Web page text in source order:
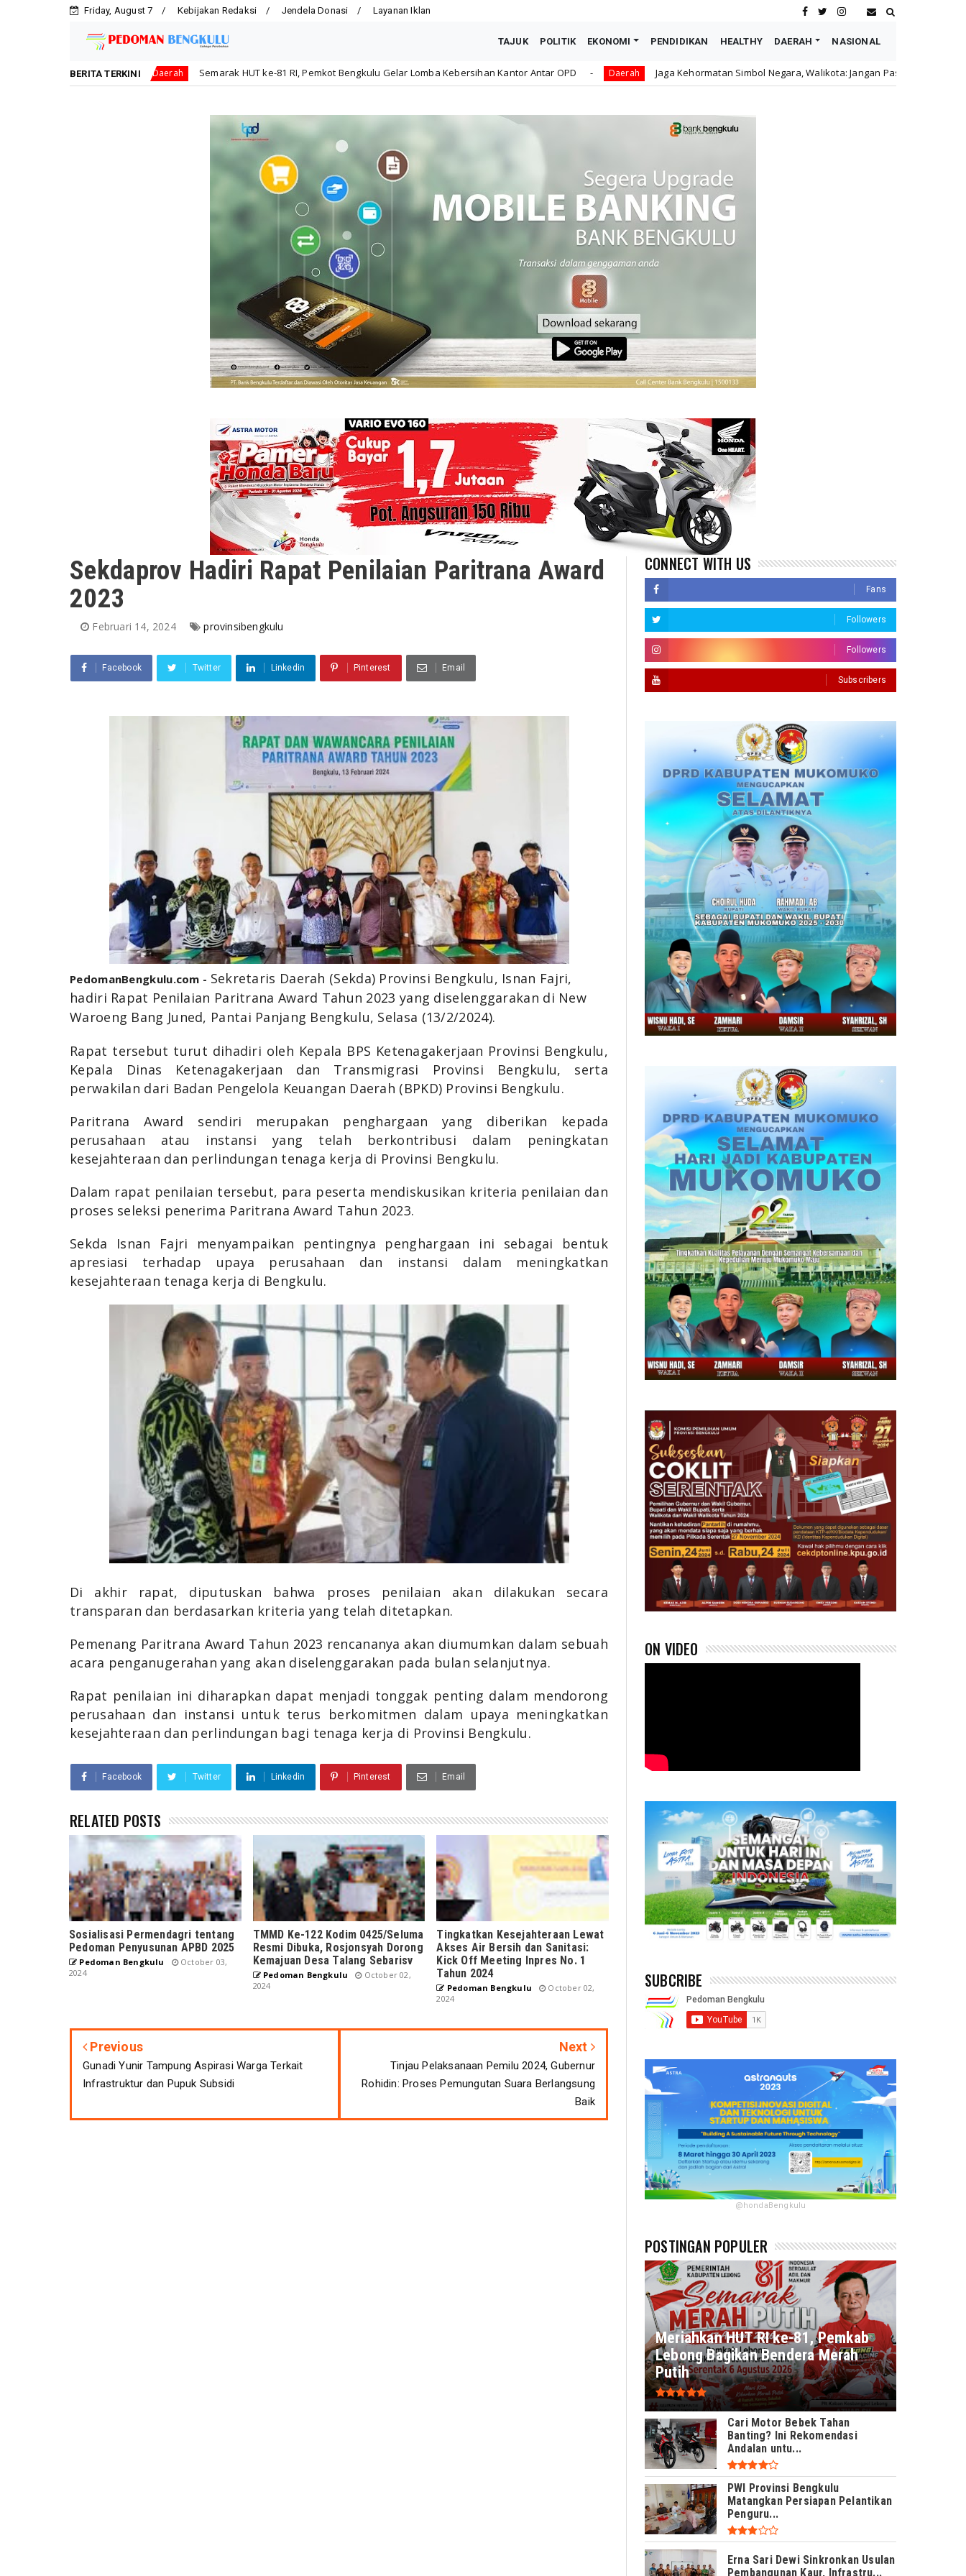
Friday, August 7 Kebijakan Redaksi Jendela Donasi Layanan Iklan
TAJUK POLITIK EKONOMI PENDIDIKAN HEALTHY DAERAH NASIONAL
BERITA TERKINI
Semarak HUT ke-81 RI, Pemkot Bengkulu Gelar Lomba Kebersihan Kantor Antar OPD Daerah Jaga Kehormatan Simbol Negara, Walikota: Jangan Pasang Bendera Lusuh dan Robek
Sekdaprov Hadiri Rapat Penilaian Paritrana Award
2023
Februari 14, 2024 provinsibengkulu
Facebook Twitter Linkedin Pinterest Email
PedomanBengkulu.com - Sekretaris Daerah (Sekda) Provinsi Bengkulu, Isnan Fajri,
hadiri Rapat Penilaian Paritrana Award Tahun 2023 yang diselenggarakan di New
Waroeng Bang Juned, Pantai Panjang Bengkulu, Selasa (13/2/2024).
Rapat tersebut turut dihadiri oleh Kepala BPS Ketenagakerjaan Provinsi Bengkulu,
Kepala Dinas Ketenagakerjaan dan Transmigrasi Provinsi Bengkulu, serta
perwakilan dari Badan Pengelola Keuangan Daerah (BPKD) Provinsi Bengkulu.
Paritrana Award sendiri merupakan penghargaan yang diberikan kepada
perusahaan atau instansi yang telah berkontribusi dalam peningkatan
kesejahteraan dan perlindungan tenaga kerja di Provinsi Bengkulu.
Dalam rapat penilaian tersebut, para peserta mendiskusikan kriteria penilaian dan
proses seleksi penerima Paritrana Award Tahun 2023.
Sekda Isnan Fajri menyampaikan pentingnya penghargaan ini sebagai bentuk
apresiasi terhadap upaya perusahaan dan instansi dalam meningkatkan
kesejahteraan tenaga kerja di Bengkulu.
Di akhir rapat, diputuskan bahwa proses penilaian akan dilakukan secara
transparan dan berdasarkan kriteria yang telah ditetapkan.
Pemenang Paritrana Award Tahun 2023 rencananya akan diumumkan dalam sebuah
acara penganugerahan yang akan diselenggarakan pada bulan selanjutnya.
Rapat penilaian ini diharapkan dapat menjadi tonggak penting dalam mendorong
perusahaan dan instansi untuk terus berkomitmen dalam upaya meningkatkan
kesejahteraan dan perlindungan bagi tenaga kerja di Provinsi Bengkulu.
Facebook Twitter Linkedin Pinterest Email
RELATED POSTS
Sosialisasi Permendagri tentang
Pedoman Penyusunan APBD 2025
Pedoman Bengkulu
October 03,
2024
TMMD Ke-122 Kodim 0425/Seluma
Resmi Dibuka, Rosjonsyah Dorong
Kemajuan Desa Talang Sebarisv
Pedoman Bengkulu
October 02,
2024
Tingkatkan Kesejahteraan Lewat
Akses Air Bersih dan Sanitasi:
Kick Off Meeting Inpres No. 1
Tahun 2024
Pedoman Bengkulu
October 02,
2024
Previous
Gunadi Yunir Tampung Aspirasi Warga Terkait
Infrastruktur dan Pupuk Subsidi
Next
Tinjau Pelaksanaan Pemilu 2024, Gubernur
Rohidin: Proses Pemungutan Suara Berlangsung
Baik
CONNECT WITH US
Fans
Followers
Followers
Subscribers
ON VIDEO
SUBCRIBE
@hondaBengkulu
POSTINGAN POPULER
Meriahkan HUT RI ke-81, Pemkab
Lebong Bagikan Bendera Merah
Putih
Cari Motor Bebek Tahan
Banting? Ini Rekomendasi
Andalan untu...
PWI Provinsi Bengkulu
Matangkan Persiapan Pelantikan
Penguru...
Erna Sari Dewi Sinkronkan Usulan
Pembangunan Kaur, Infrastru...